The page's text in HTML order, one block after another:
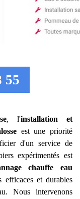
55
, l'installation et
est une priorité
d'un service de
expérimentés est
chauffe eau
efficaces et durables
Nous intervenons